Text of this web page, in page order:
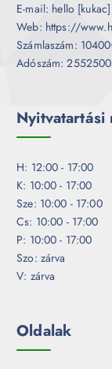
E-mail: hello
Web: https://
Számlaszám:
Adószám:
Nyitvatartási
H: 12:00 - 17:00
K: 10:00 - 17:00
Sze: 10:00 - 17:00
Cs: 10:00 - 17:00
P: 10:00 - 17:00
Szo: zárva
V: zárva
Oldalak